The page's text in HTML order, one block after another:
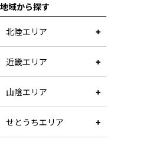
地域から探す
北陸エリア
近畿エリア
山陰エリア
せとうちエリア